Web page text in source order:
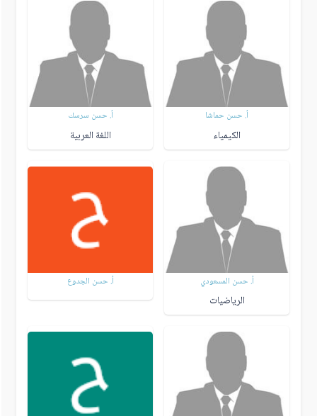
أ. حسن حماشا
الكيمياء
أ. حسن سرسك
اللغة العربية
أ. حسن المسعودي
الرياضيات
أ. حسن الجدوع